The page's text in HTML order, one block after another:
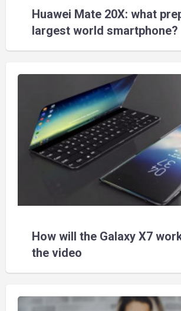
Huawei Mate 20X: what
largest world smartphone?
How will the Galaxy X7
the video